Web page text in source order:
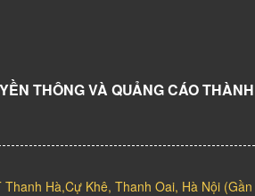
THÔNG VÀ QUẢNG CÁO THÀNH
Thanh Hà,Cự Khê, Thanh Oai, Hà Nội (Gần